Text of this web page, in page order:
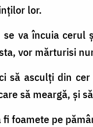
lor.
se va încuia cerul
vor mărturisi
să asculţi din
să meargă, şi
fi foamete pe